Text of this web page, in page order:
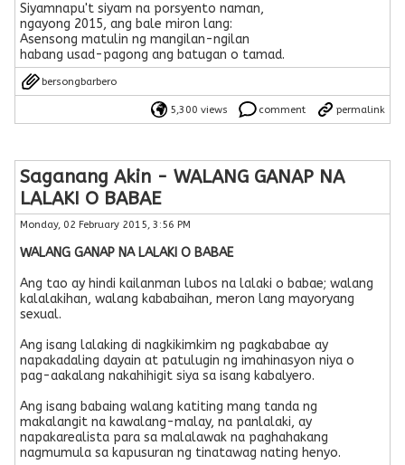
Siyamnapu't siyam na porsyento naman,
ngayong 2015, ang bale miron lang:
Asensong matulin ng mangilan-ngilan
habang usad-pagong ang batugan o tamad.
bersongbarbero
5,300 views comment permalink
Saganang Akin - WALANG GANAP NA
LALAKI O BABAE
Monday, 02 February 2015, 3:56 PM
WALANG GANAP NA LALAKI O BABAE
Ang tao ay hindi kailanman lubos na lalaki o babae; walang
kalalakihan, walang kababaihan, meron lang mayoryang
sexual.
Ang isang lalaking di nagkikimkim ng pagkababae ay
napakadaling dayain at patulugin ng imahinasyon niya o
pag-aakalang nakahihigit siya sa isang kabalyero.
Ang isang babaing walang katiting mang tanda ng
makalangit na kawalang-malay, na panlalaki, ay
napakarealista para sa malalawak na paghahakang
nagmumula sa kapusuran ng tinatawag nating henyo.